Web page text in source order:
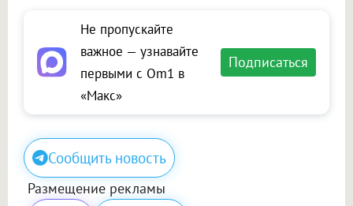
Не пропускайте
важное — узнавайте
первыми с Om1 в
«Макс»
Подписаться
Сообщить новость
Размещение рекламы